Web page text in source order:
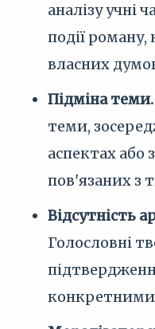
аналізу учні
події
власних
Підміна теми.
теми,
аспектах або
пов'язаних з
Відсутність
Голословні
конкретними